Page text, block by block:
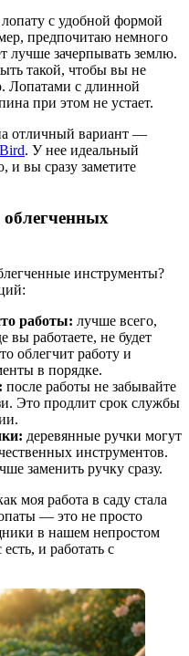
с удобной формой
предпочитаю немного
лучше зачерпывать землю.
такой, чтобы вы не
Лопатами с длинной
при этом не устает.
отличный вариант —
. У нее идеальный
и вы сразу заметите
инструменты?
работы: лучше всего,
вы работаете, не будет
облегчит работу и
в порядке.
после работы не забывайте
Это продлит срок службы
деревянные ручки могут
инструментов.
заменить ручку сразу.
моя работа в саду стала
— это не просто
в нашем непростом
и работать с